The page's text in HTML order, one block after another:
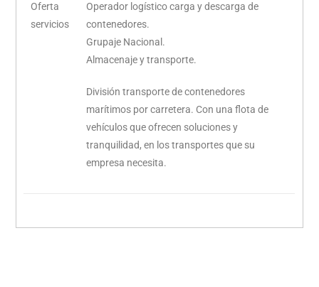
Oferta
servicios
Operador logístico carga y descarga de
contenedores.
Grupaje Nacional.
Almacenaje y transporte.
División transporte de contenedores
marítimos por carretera. Con una flota de
vehículos que ofrecen soluciones y
tranquilidad, en los transportes que su
empresa necesita.